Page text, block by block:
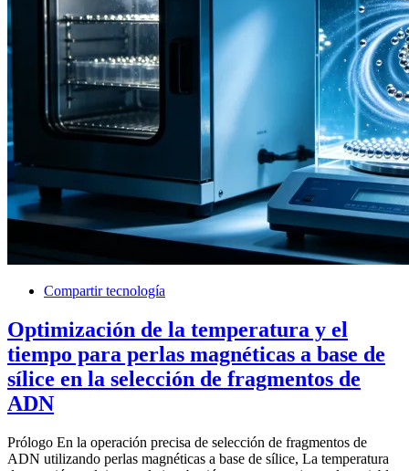
Compartir tecnología
Optimización de la temperatura y el
tiempo para perlas magnéticas a base de
sílice en la selección de fragmentos de
ADN
Prólogo En la operación precisa de selección de fragmentos de
ADN utilizando perlas magnéticas a base de sílice, La temperatura